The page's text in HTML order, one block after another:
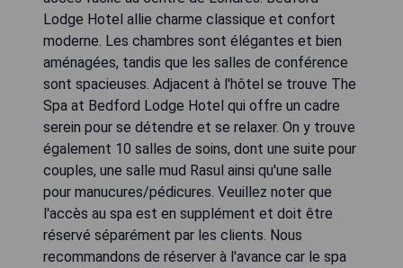
Lodge Hotel allie charme classique et confort
moderne. Les chambres sont élégantes et bien
aménagées, tandis que les salles de conférence
sont spacieuses. Adjacent à l'hôtel se trouve The
Spa at Bedford Lodge Hotel qui offre un cadre
serein pour se détendre et se relaxer. On y trouve
également 10 salles de soins, dont une suite pour
couples, une salle mud Rasul ainsi qu'une salle
pour manucures/pédicures. Veuillez noter que
l'accès au spa est en supplément et doit être
réservé séparément par les clients. Nous
recommandons de réserver à l'avance car le spa